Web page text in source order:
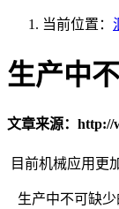
当前位置：
生产中
文章来源：http://
目前机械应用更
生产中不可缺